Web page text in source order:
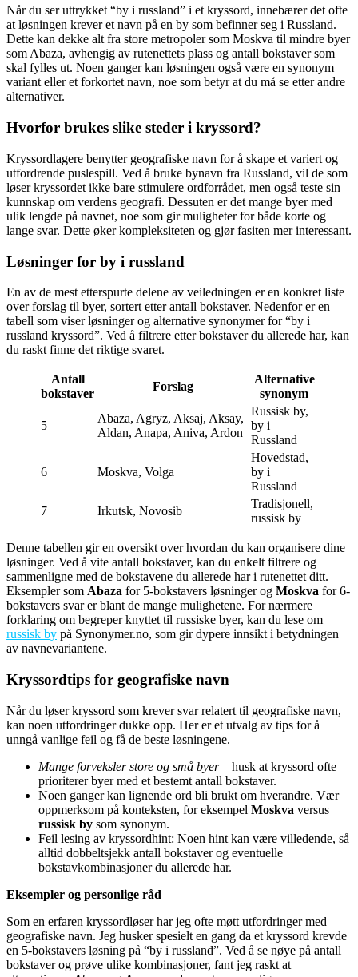
Når du ser uttrykket “by i russland” i et kryssord, innebærer det ofte
at løsningen krever et navn på en by som befinner seg i Russland.
Dette kan dekke alt fra store metropoler som Moskva til mindre byer
som Abaza, avhengig av rutenettets plass og antall bokstaver som
skal fylles ut. Noen ganger kan løsningen også være en synonym
variant eller et forkortet navn, noe som betyr at du må se etter andre
alternativer.
Hvorfor brukes slike steder i kryssord?
Kryssordlagere benytter geografiske navn for å skape et variert og
utfordrende puslespill. Ved å bruke bynavn fra Russland, vil de som
løser kryssordet ikke bare stimulere ordforrådet, men også teste sin
kunnskap om verdens geografi. Dessuten er det mange byer med
ulik lengde på navnet, noe som gir muligheter for både korte og
lange svar. Dette øker kompleksiteten og gjør fasiten mer interessant.
Løsninger for by i russland
En av de mest etterspurte delene av veiledningen er en konkret liste
over forslag til byer, sortert etter antall bokstaver. Nedenfor er en
tabell som viser løsninger og alternative synonymer for “by i
russland kryssord”. Ved å filtrere etter bokstaver du allerede har, kan
du raskt finne det riktige svaret.
Antall
bokstaver
Forslag
Alternative
synonym
5
Abaza, Agryz, Aksaj, Aksay,
Aldan, Anapa, Aniva, Ardon
Russisk by,
by i
Russland
6 Moskva, Volga
Hovedstad,
by i
Russland
7
Irkutsk, Novosib
Tradisjonell,
russisk by
Denne tabellen gir en oversikt over hvordan du kan organisere dine
løsninger. Ved å vite antall bokstaver, kan du enkelt filtrere og
sammenligne med de bokstavene du allerede har i rutenettet ditt.
Eksempler som Abaza for 5-bokstavers løsninger og Moskva for 6-
bokstavers svar er blant de mange mulighetene. For nærmere
forklaring om begreper knyttet til russiske byer, kan du lese om
russisk by på Synonymer.no, som gir dypere innsikt i betydningen
av navnevariantene.
Kryssordtips for geografiske navn
Når du løser kryssord som krever svar relatert til geografiske navn,
kan noen utfordringer dukke opp. Her er et utvalg av tips for å
unngå vanlige feil og få de beste løsningene.
Mange forveksler store og små byer– husk at kryssord ofte
prioriterer byer med et bestemt antall bokstaver.
Noen ganger kan lignende ord bli brukt om hverandre. Vær
oppmerksom på konteksten, for eksempel Moskva versus
russisk by som synonym.
Feil lesing av kryssordhint: Noen hint kan være villedende, så
alltid dobbeltsjekk antall bokstaver og eventuelle
bokstavkombinasjoner du allerede har.
Eksempler og personlige råd
Som en erfaren kryssordløser har jeg ofte møtt utfordringer med
geografiske navn. Jeg husker spesielt en gang da et kryssord krevde
en 5-bokstavers løsning på “by i russland”. Ved å se nøye på antall
bokstaver og prøve ulike kombinasjoner, fant jeg raskt at